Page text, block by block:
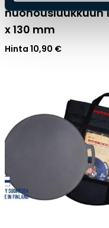
nuohousluukkuun
x 130 mm
Hinta 10,90 €